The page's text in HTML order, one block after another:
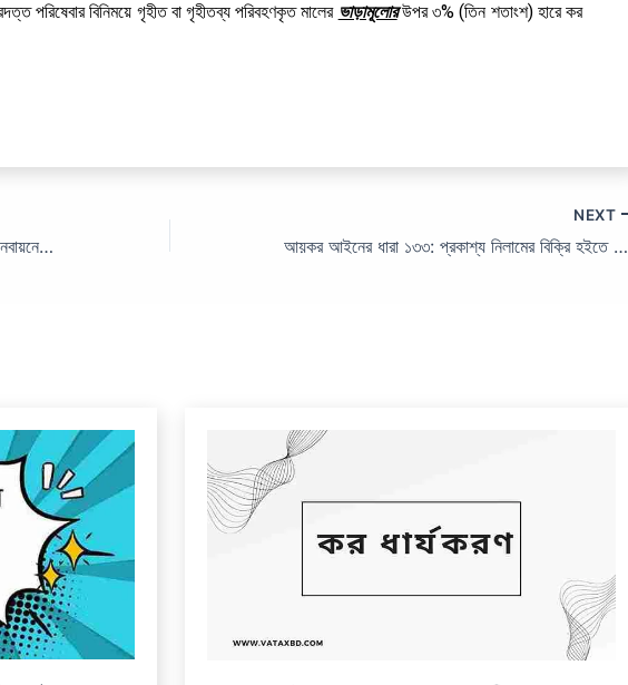
পরিষেবার বিনিময়ে গৃহীত বা গৃহীতব্য পরিবহণকৃত মালের ভাড়ামূলোরউপর ৩% (তিন শতাংশ) হারে কর
আয়কর আইনের ধারা ১৩১: ট্রেড লাইসেন্স প্রদান বা নবায়নের সময় কর সংগ্রহ।
NEXT
আয়কর আইনের ধারা ১৩৩: প্রকাশ্য নিলামের বিক্রি হইতে কর সংগ্রহ।